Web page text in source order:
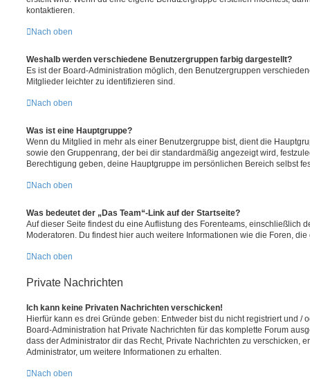
kontaktieren.
Nach oben
Weshalb werden verschiedene Benutzergruppen farbig dargestellt?
Es ist der Board-Administration möglich, den Benutzergruppen
Mitglieder leichter zu identifizieren sind.
Nach oben
Was ist eine Hauptgruppe?
Wenn du Mitglied in mehr als einer Benutzergruppe bist, dient die
sowie den Gruppenrang, der bei dir standardmäßig angezeigt wird,
Berechtigung geben, deine Hauptgruppe im persönlichen Bereich selbst
Nach oben
Was bedeutet der „Das Team“-Link auf der Startseite?
Auf dieser Seite findest du eine Auflistung des Forenteams, einschließlich
Moderatoren. Du findest hier auch weitere Informationen wie die Foren,
Nach oben
Private Nachrichten
Ich kann keine Privaten Nachrichten verschicken!
Hierfür kann es drei Gründe geben: Entweder bist du nicht registriert und /
Board-Administration hat Private Nachrichten für das komplette Forum
dass der Administrator dir das Recht, Private Nachrichten zu verschicken,
Administrator, um weitere Informationen zu erhalten.
Nach oben